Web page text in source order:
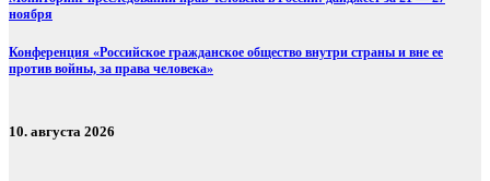
ноября
Конференция «Российское гражданское общество внутри страны и вне ее
против войны, за права человека»
10. августа 2026